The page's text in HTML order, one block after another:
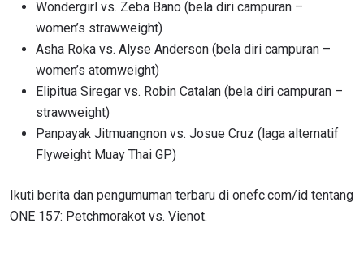
Wondergirl vs. Zeba Bano (bela diri campuran –
women’s strawweight)
Asha Roka vs. Alyse Anderson (bela diri campuran –
women’s atomweight)
Elipitua Siregar vs. Robin Catalan (bela diri campuran –
strawweight)
Panpayak Jitmuangnon vs. Josue Cruz (laga alternatif
Flyweight Muay Thai GP)
Ikuti berita dan pengumuman terbaru di onefc.com/id tentang
ONE 157: Petchmorakot vs. Vienot.
pengumpulan, penggunaan dan pembukaan informasi
anda berdasarkan Kebijakan Privasi
membatalkan (unsubscribe) dari jenis komunikasi ini
kapan saja.